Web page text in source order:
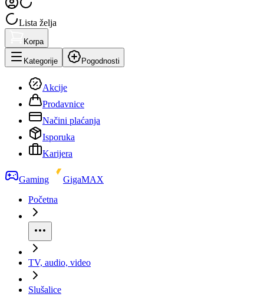
Lista želja
Korpa
Kategorije Pogodnosti
Akcije
Prodavnice
Načini plaćanja
Isporuka
Karijera
Gaming
GigaMAX
Početna
TV, audio, video
Slušalice